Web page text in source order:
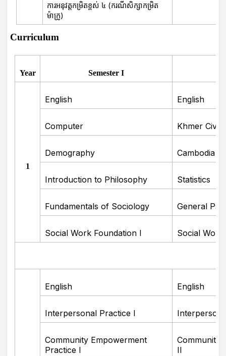
ការអនុវត្តកម្រិតខ្ពស់ ៤ (ករណីសិក្សាកម្រិត
ម៉ាក្រូ)
Curriculum
Year Semester I
1
English English
Computer Khmer
Demography Cambodia
Introduction to Philosophy Statistics
Fundamentals of Sociology General
Social Work Foundation I Social
English English
Interpersonal Practice I
Community Empowerment
Practice I
Community
II